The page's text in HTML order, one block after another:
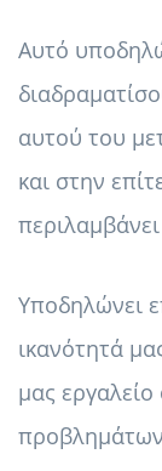
Αυτό
αυτού του
και στην
Υποδηλώνει
ικανότητά
μας εργαλείο